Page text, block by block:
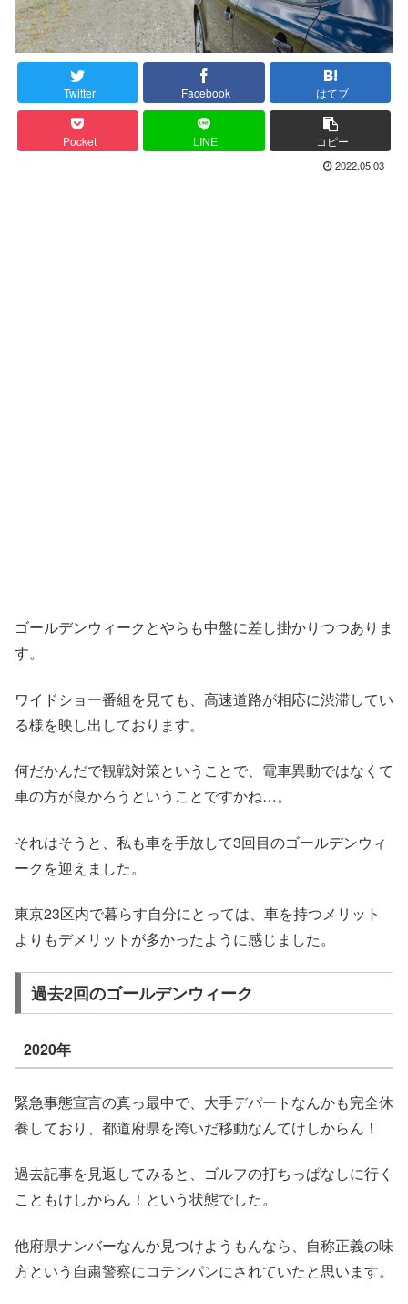
Twitter Facebook はてブ
Pocket LINE コピー
2022.05.03
ゴールデンウィークとやらも中盤に差し掛かりつつありま
す。
ワイドショー番組を見ても、高速道路が相応に渋滞してい
る様を映し出しております。
何だかんだで観戦対策ということで、電車異動ではなくて
車の方が良かろうということですかね…。
それはそうと、私も車を手放して3回目のゴールデンウィ
ークを迎えました。
東京23区内で暮らす自分にとっては、車を持つメリット
よりもデメリットが多かったように感じました。
過去2回のゴールデンウィーク
2020年
緊急事態宣言の真っ最中で、大手デパートなんかも完全休
養しており、都道府県を跨いだ移動なんてけしからん！
過去記事を見返してみると、ゴルフの打ちっぱなしに行く
こともけしからん！という状態でした。
他府県ナンバーなんか見つけようもんなら、自称正義の味
方という自粛警察にコテンパンにされていたと思います。